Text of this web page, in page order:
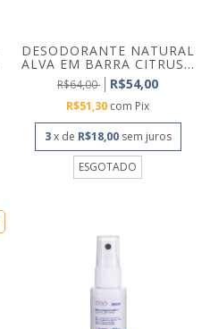
DESODORANTE NATURAL
ALVA EM BARRA CITRUS...
R$64,00 R$54,00
R$51,30 com Pix
3 x de R$18,00 sem juros
ESGOTADO